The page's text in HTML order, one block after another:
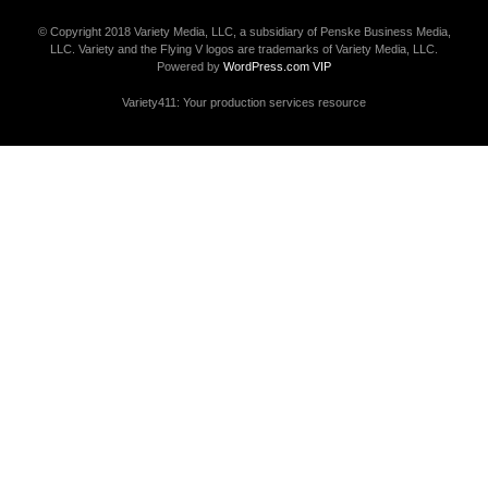
© Copyright 2018 Variety Media, LLC, a subsidiary of Penske Business Media,
LLC. Variety and the Flying V logos are trademarks of Variety Media, LLC.
Powered by WordPress.com VIP
Variety411: Your production services resource